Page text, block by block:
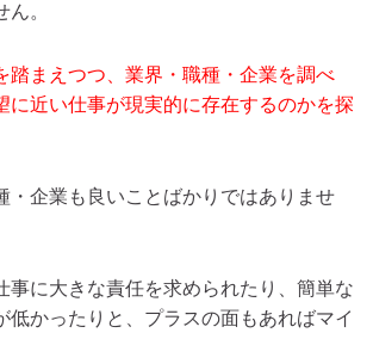
。
踏まえつつ、業界・職種・企業を調べ
に近い仕事が現実的に存在するのかを探
・企業も良いことばかりではありませ
事に大きな責任を求められたり、簡単な
低かったりと、プラスの面もあればマイ